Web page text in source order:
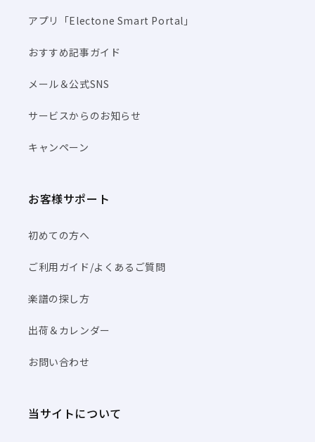
アプリ「Electone Smart Portal」
おすすめ記事ガイド
メール＆公式SNS
サービスからのお知らせ
キャンペーン
お客様サポート
初めての方へ
ご利用ガイド/よくあるご質問
楽譜の探し方
出荷＆カレンダー
お問い合わせ
当サイトについて